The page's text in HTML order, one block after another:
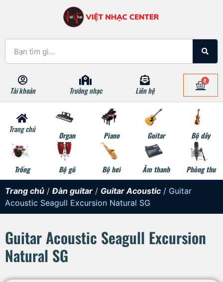
Tài khoản Trường nhạc Liên hệ
0
Trang chủ
Organ Piano Guitar Bộ dây
Trống Bộ gõ Bộ hơi Âm thanh Phòng thu
Trang chủ /Đàn guitar / Guitar Acoustic / Guitar
Acoustic Seagull Excursion Natural SG
Guitar Acoustic Seagull Excursion
Natural SG